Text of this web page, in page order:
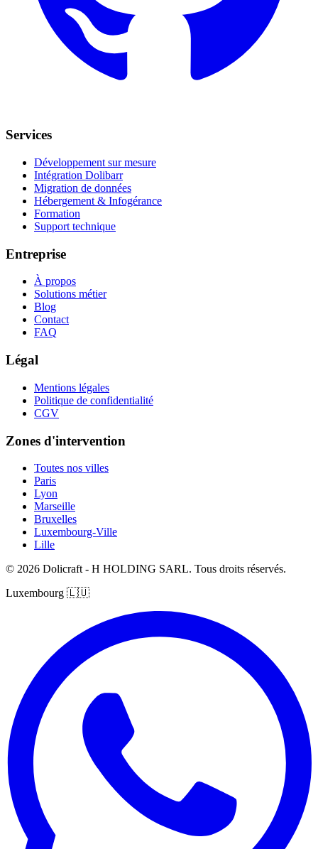
Services
Développement sur mesure
Intégration Dolibarr
Migration de données
Hébergement & Infogérance
Formation
Support technique
Entreprise
À propos
Solutions métier
Blog
Contact
FAQ
Légal
Mentions légales
Politique de confidentialité
CGV
Zones d'intervention
Toutes nos villes
Paris
Lyon
Marseille
Bruxelles
Luxembourg-Ville
Lille
© 2026 Dolicraft - H HOLDING SARL. Tous droits réservés.
Luxembourg 🇱🇺